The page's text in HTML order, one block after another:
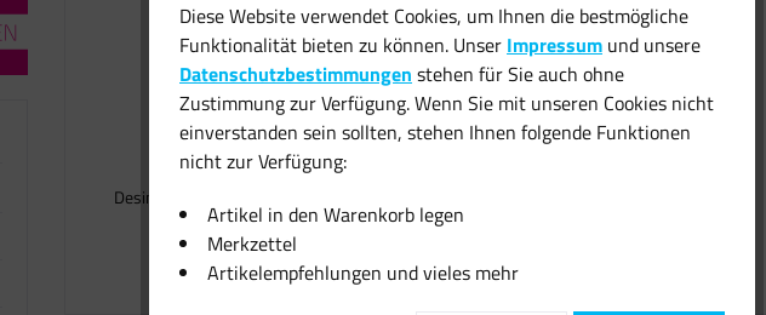
400ml Lonstin
Desinfektionsmittel Hände
Hand...
15,99 € *
Diese Website verwendet Cookies, um Ihnen die bestmögliche
Funktionalität bieten zu können. Unser Impressum und unsere
Datenschutzbestimmungen stehen für Sie auch ohne
Zustimmung zur Verfügung. Wenn Sie mit unseren Cookies nicht
einverstanden sein sollten, stehen Ihnen folgende Funktionen
nicht zur Verfügung:
Artikel in den Warenkorb legen
Merkzettel
Artikelempfehlungen und vieles mehr